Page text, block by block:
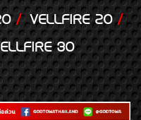
/VELLFIRE 20/
30